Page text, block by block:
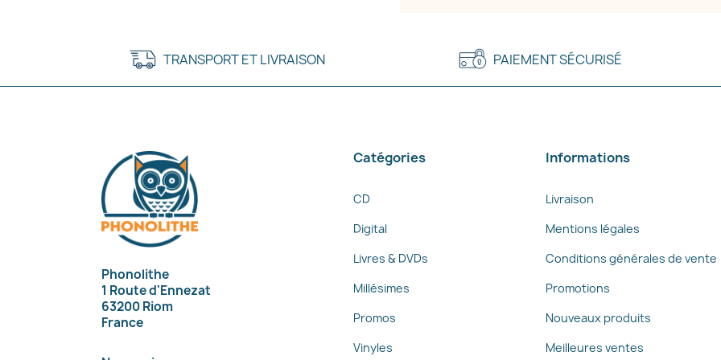
TRANSPORT ET LIVRAISON PAIEMENT SÉCURISÉ
Phonolithe
1 Route d'Ennezat
63200 Riom
France
Catégories
CD
Digital
Livres & DVDs
Millésimes
Promos
Vinyles
Informations
Livraison
Mentions légales
Conditions générales de vente
Promotions
Nouveaux produits
Meilleures ventes